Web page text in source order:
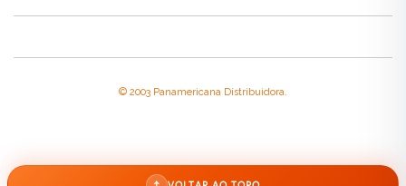
© 2003 Panamericana Distribuidora.